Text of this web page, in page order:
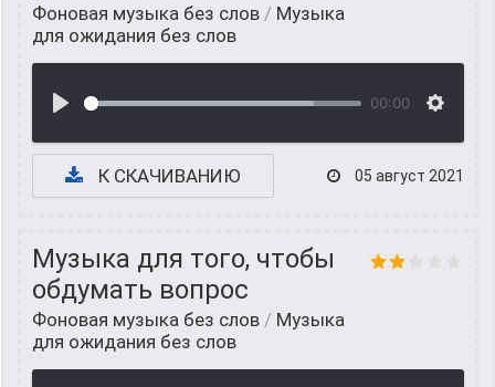
Фоновая музыка без слов / Музыка
для ожидания без слов
00:00
К СКАЧИВАНИЮ 05 август 2021
Музыка для того, чтобы
обдумать вопрос
Фоновая музыка без слов / Музыка
для ожидания без слов